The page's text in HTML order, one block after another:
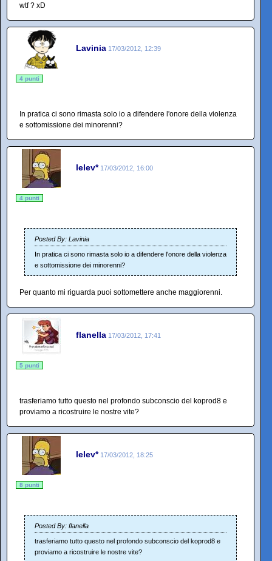
wtf ? xD
Lavinia 17/03/2012, 12:39
4 punti
In pratica ci sono rimasta solo io a difendere l'onore della violenza
e sottomissione dei minorenni?
lelev* 17/03/2012, 16:00
4 punti
Posted By: Lavinia
In pratica ci sono rimasta solo io a difendere l'onore della violenza
e sottomissione dei minorenni?
Per quanto mi riguarda puoi sottomettere anche maggiorenni.
flanella 17/03/2012, 17:41
5 punti
trasferiamo tutto questo nel profondo subconscio del koprod8 e
proviamo a ricostruire le nostre vite?
lelev* 17/03/2012, 18:25
8 punti
Posted By: flanella
trasferiamo tutto questo nel profondo subconscio del koprod8 e
proviamo a ricostruire le nostre vite?